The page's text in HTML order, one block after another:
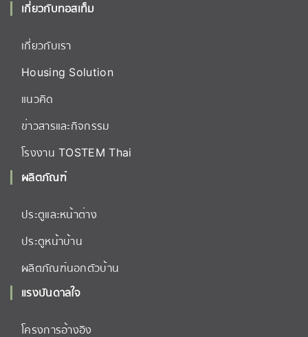
เกี่ยวกับทอสเท็ม
เกี่ยวกับเรา
Housing Solution
แนวคิด
ข่าวสารและกิจกรรม
โรงงาน TOSTEM Thai
ผลิตภัณฑ์
ประตูและหน้าต่าง
ประตูหน้าบ้าน
ผลิตภัณฑ์นอกตัวบ้าน
แรงบันดาลใจ
โครงการอ้างอิง